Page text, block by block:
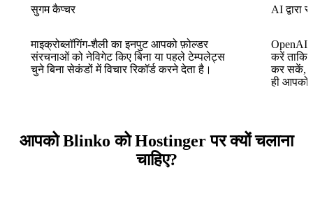
सुगम कैप्चर
माइक्रोब्लॉगिंग-शैली का इनपुट आपको फ़ोल्डर
संरचनाओं को नेविगेट किए बिना या पहले टेम्पलेट्स
चुने बिना सेकंडों में विचार रिकॉर्ड करने देता है।
AI द्वारा
OpenAI
करें ताकि
कर सकें,
ही आपको
आपको Blinko को Hostinger पर क्यों चलाना
चाहिए?